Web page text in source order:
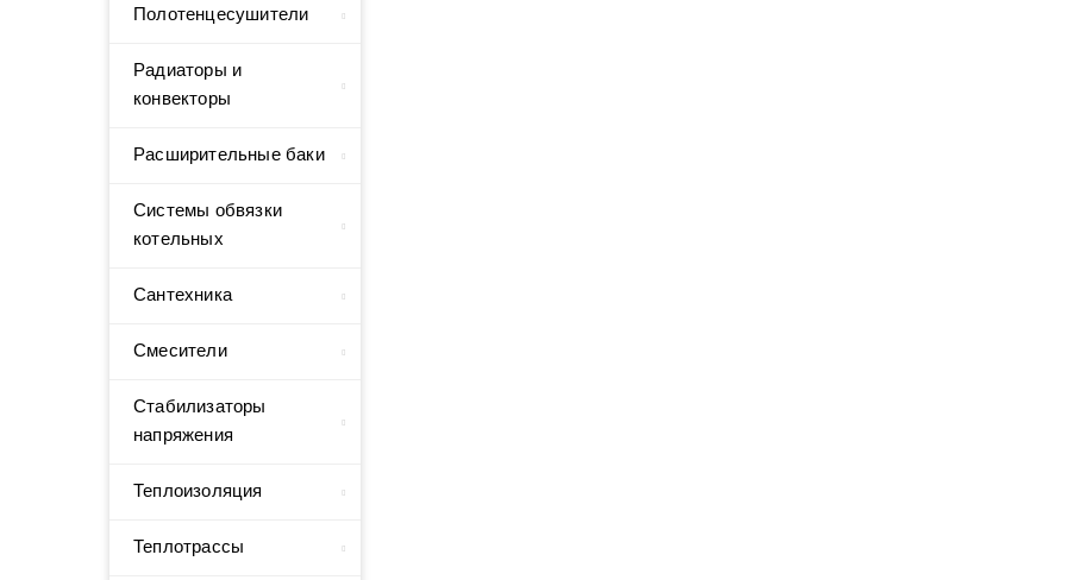
Полотенцесушители
Радиаторы и
конвекторы
Расширительные баки
Системы обвязки
котельных
Сантехника
Смесители
Стабилизаторы
напряжения
Теплоизоляция
Теплотрассы